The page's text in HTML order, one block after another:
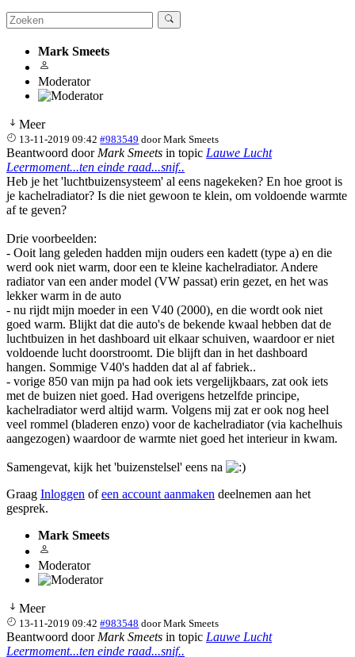
Mark Smeets
Moderator
Meer
13-11-2019 09:42 #983549 doorMark Smeets
Beantwoord door Mark Smeets in topic Lauwe Lucht
Leermoment...ten einde raad...snif..
Heb je het 'luchtbuizensysteem' al eens nagekeken? En hoe groot is
je kachelradiator? Is die niet gewoon te klein, om voldoende warmte
af te geven?
Drie voorbeelden:
- Ooit lang geleden hadden mijn ouders een kadett (type a) en die
werd ook niet warm, door een te kleine kachelradiator. Andere
radiator van een ander model (VW passat) erin gezet, en het was
lekker warm in de auto
- nu rijdt mijn moeder in een V40 (2000), en die wordt ook niet
goed warm. Blijkt dat die auto's de bekende kwaal hebben dat de
luchtbuizen in het dashboard uit elkaar schuiven, waardoor er niet
voldoende lucht doorstroomt. Die blijft dan in het dashboard
hangen. Sommige V40's hadden dat al af fabriek..
- vorige 850 van mijn pa had ook iets vergelijkbaars, zat ook iets
met de buizen niet goed. Had overigens hetzelfde principe,
kachelradiator werd altijd warm. Volgens mij zat er ook nog heel
veel rommel (bladeren enzo) voor de kachelradiator (via kachelhuis
aangezogen) waardoor de warmte niet goed het interieur in kwam.
Samengevat, kijk het 'buizenstelsel' eens na
Graag Inloggen ofeen account aanmaken deelnemen aan het
gesprek.
Mark Smeets
Moderator
Meer
13-11-2019 09:42 #983548 doorMark Smeets
Beantwoord door Mark Smeets in topic Lauwe Lucht
Leermoment...ten einde raad...snif..